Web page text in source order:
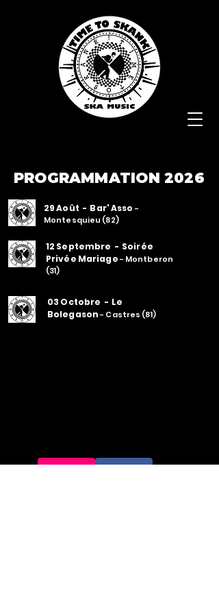
PROGRAMMATION 2026
29 Août - Bar' Asso -
Montesquieu (82)
12 Septembre - Soirée
Privée Mariage- Montberon
(31)
03 Octobre - Le
Bolegason- Castres (81)